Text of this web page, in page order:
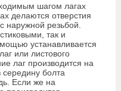
шагом лагах
делаются отверстия
наружной резьбой.
так и
устанавливается
или листового
лаг производится на
болта
Если же на